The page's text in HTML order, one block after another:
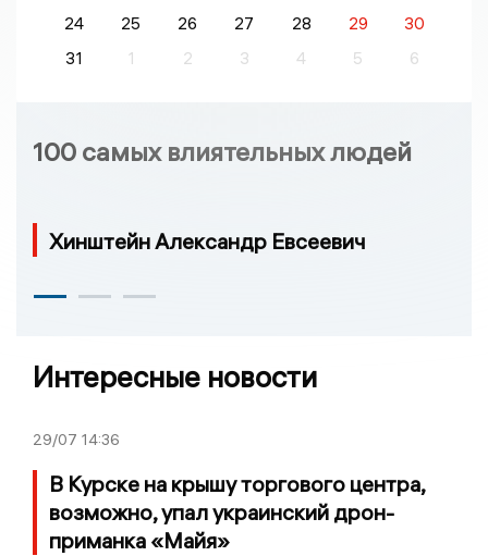
24
25 26 27 28 29
30
31
1 2 3 4 5 6
100 самых влиятельных людей
Хинштейн Александр Евсеевич
Интересные новости
29/07 14:36
В Курске на крышу торгового центра,
возможно, упал украинский дрон-
приманка «Майя»